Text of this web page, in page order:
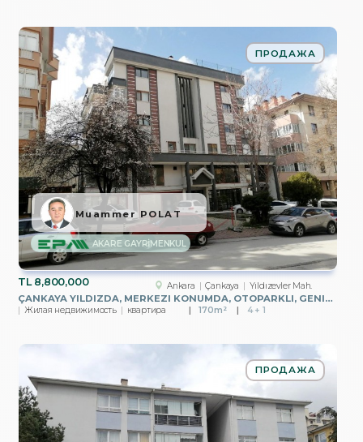
TL8,800,000 Ankara Çankaya Yıldızevler Mah.
ÇANKAYA YILDIZDA, MERKEZI KONUMDA, OTOPARKLI, GENIŞ 4+1
ПРОДАЖА
Жилая недвижимость квартира 170m² 4 + 1
AKARE GAYRİMENKUL
Muammer POLAT
ПРОДАЖА